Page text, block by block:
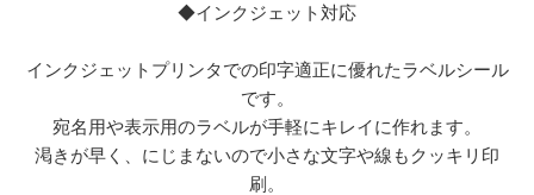
◆インクジェット対応
インクジェットプリンタでの印字適正に優れたラベルシール
です。
宛名用や表示用のラベルが手軽にキレイに作れます。
渇きが早く、にじまないので小さな文字や線もクッキリ印
刷。